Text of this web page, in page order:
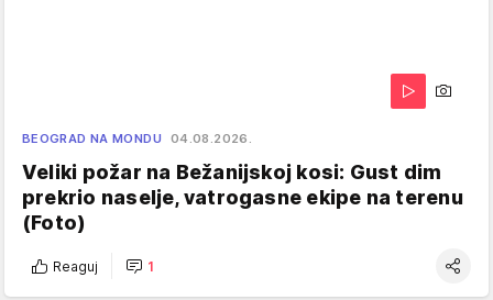
BEOGRAD NA MONDU 04.08.2026.
Veliki požar na Bežanijskoj kosi: Gust dim
prekrio naselje, vatrogasne ekipe na terenu
(Foto)
Reaguj 1